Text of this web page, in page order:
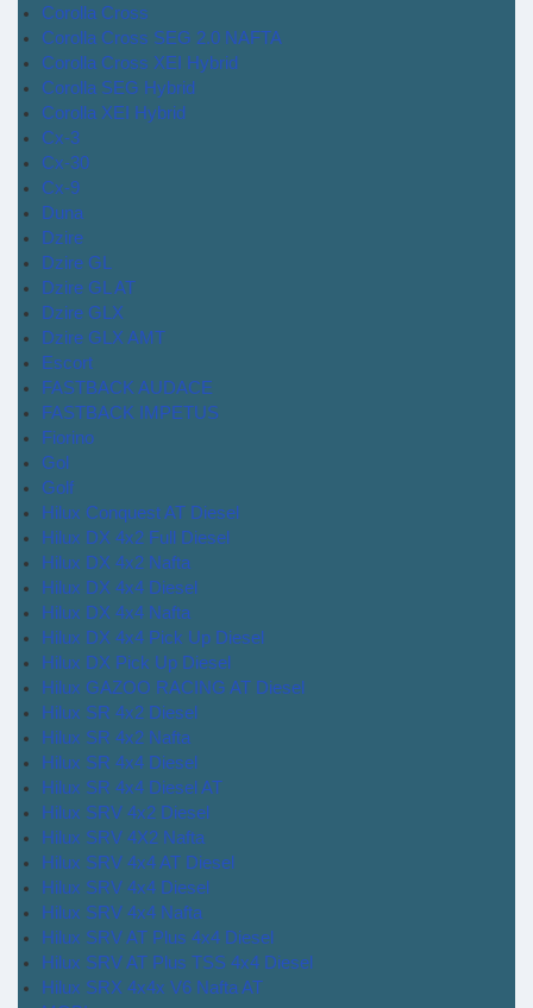
Corolla Cross
Corolla Cross SEG 2.0 NAFTA
Corolla Cross XEI Hybrid
Corolla SEG Hybrid
Corolla XEI Hybrid
Cx-3
Cx-30
Cx-9
Duna
Dzire
Dzire GL
Dzire GL AT
Dzire GLX
Dzire GLX AMT
Escort
FASTBACK AUDACE
FASTBACK IMPETUS
Fiorino
Gol
Golf
Hilux Conquest AT Diesel
Hilux DX 4x2 Full Diesel
Hilux DX 4x2 Nafta
Hilux DX 4x4 Diesel
Hilux DX 4x4 Nafta
Hilux DX 4x4 Pick Up Diesel
Hilux DX Pick Up Diesel
Hilux GAZOO RACING AT Diesel
Hilux SR 4x2 Diesel
Hilux SR 4x2 Nafta
Hilux SR 4x4 Diesel
Hilux SR 4x4 Diesel AT
Hilux SRV 4x2 Diesel
Hilux SRV 4X2 Nafta
Hilux SRV 4x4 AT Diesel
Hilux SRV 4x4 Diesel
Hilux SRV 4x4 Nafta
Hilux SRV AT Plus 4x4 Diesel
Hilux SRV AT Plus TSS 4x4 Diesel
Hilux SRX 4x4x V6 Nafta AT